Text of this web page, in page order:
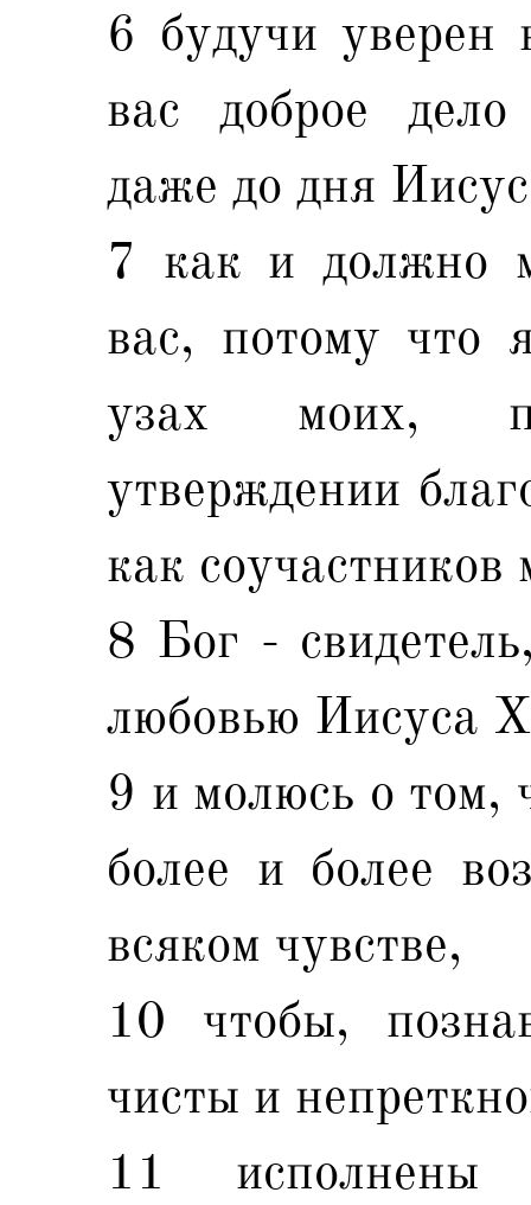
6 будучи
вас доброе
даже до дня
7 как и должно
вас, потому что
узах моих,
утверждении
как соучастников
8 Бог -
любовью Иисуса
9 и молюсь о том,
более и более
всяком чувстве,
10 чтобы,
чисты и
11 исполнены